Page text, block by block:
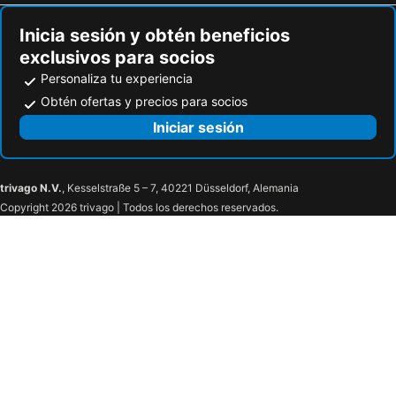
Casa Reconquista
Posada Del Blanco
W&h Casa De Huespedes
Vistalba Hotel Aparts & Suites Lujan de Cuyo B&B
Viamonte Winery Lodge
De Los Andes Hotel Boutique
La Masia
Aires Andinos Posada Boutique
Inicia sesión y obtén beneficios
exclusivos para socios
Personaliza tu experiencia
Obtén ofertas y precios para socios
Iniciar sesión
trivago N.V., Kesselstraße 5 – 7, 40221 Düsseldorf, Alemania
Copyright 2026 trivago | Todos los derechos reservados.